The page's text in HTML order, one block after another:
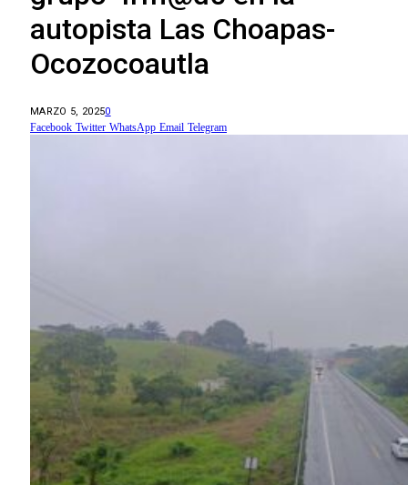
autopista Las Choapas-
Ocozocoautla
MARZO 5, 20250
Facebook Twitter WhatsApp Email Telegram